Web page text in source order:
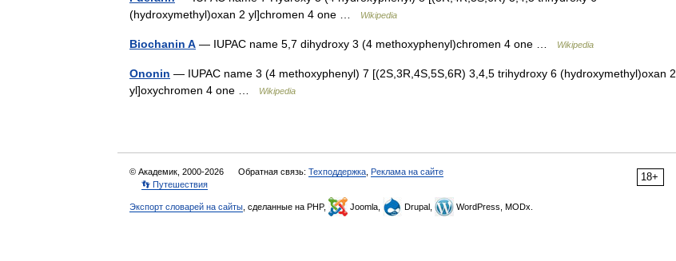
(hydroxymethyl)oxan 2 yl]chromen 4 one …
Wikipedia
Biochanin A — IUPAC name 5,7 dihydroxy 3 (4 methoxyphenyl)chromen 4 one … Wikipedia
Ononin — IUPAC name 3 (4 methoxyphenyl) 7 [(2S,3R,4S,5S,6R) 3,4,5 trihydroxy 6 (hydroxymethyl)oxan 2
yl]oxychromen 4 one …
Wikipedia
18+
© Академик, 2000-2026 Обратная связь: Техподдержка Реклама на сайте
👣 Путешествия
Экспорт словарей на сайты , сделанные на PHP, Joomla, Drupal, WordPress, MODx.